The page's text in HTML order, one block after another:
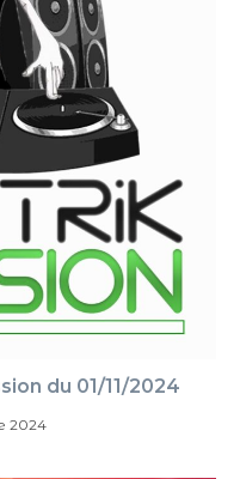
du 01/11/2024
2024